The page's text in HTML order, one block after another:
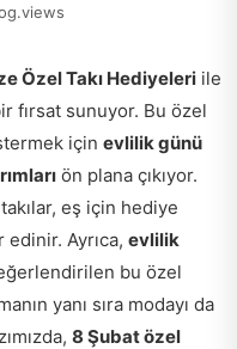
Özel Takı Hediyeleri ile
fırsat sunuyor. Bu özel
için evlilik günü
ön plana çıkıyor.
eş için hediye
Ayrıca, evlilik
bu özel
yanı sıra modayı da
8 Şubat özel